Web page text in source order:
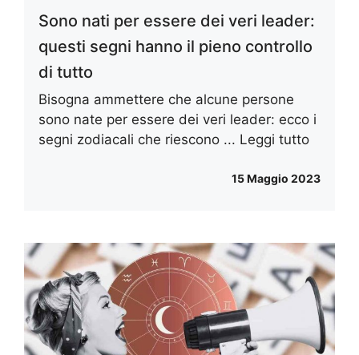
Sono nati per essere dei veri leader:
questi segni hanno il pieno controllo
di tutto
Bisogna ammettere che alcune persone
sono nate per essere dei veri leader: ecco i
segni zodiacali che riescono ... Leggi tutto
15 Maggio 2023